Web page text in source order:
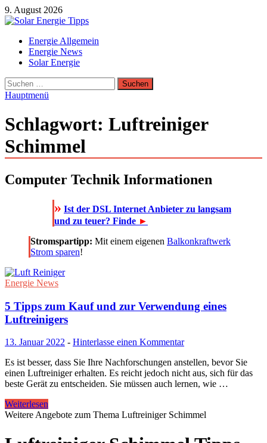
Zum
Inhalt
9. August 2026
Solar Energie Tipps
Solar Energie und Photovoltaik Informationen und Tipps
Energie Allgemein
Energie News
Solar Energie
Suchen
nach:
Hauptmenü
Schlagwort: Luftreiniger
Schimmel
Computer Technik Informationen
» Ist der DSL Internet Anbieter zu langsam
und zu teuer? Finde ►
Stromspartipp: Mit einem eigenen Balkonkraftwerk
Strom sparen!
Energie News
5 Tipps zum Kauf und zur Verwendung eines
Luftreinigers
13. Januar 2022 - Hinterlasse einen Kommentar
Es ist besser, dass Sie Ihre Nachforschungen anstellen, bevor Sie
einen Luftreiniger erhalten. Es reicht jedoch nicht aus, sich für das
beste Gerät zu entscheiden. Sie müssen auch lernen, wie …
Weiterlesen
Weitere Angebote zum Thema Luftreiniger Schimmel